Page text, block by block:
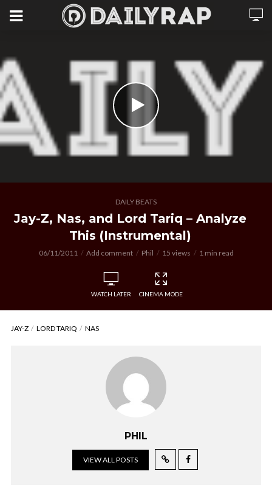
DAILY BEATS
Jay-Z, Nas, and Lord Tariq – Analyze
This (Instrumental)
06/11/2011 Add comment Phil 15 views 1 min read
WATCH LATER CINEMA MODE
JAY-Z LORD TARIQ NAS
PHIL
VIEW ALL POSTS